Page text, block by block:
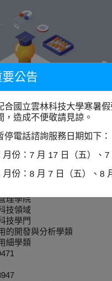
學校查詢 以學門
訊
學系 師資
理學院
技領域
技學門
的開發與分析學類
細學類
要公告
合國立雲林科技大學寒暑
，造成不便敬請見諒。
停電話諮詢服務日期如下：
月份：7 月 17 日（五）、7
月份：8 月 7 日（五）、8